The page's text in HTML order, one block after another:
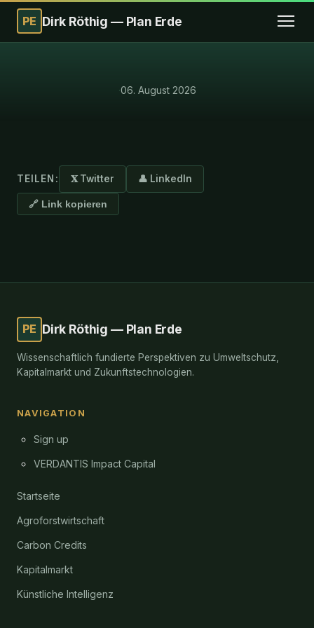
PE Dirk Röthig — Plan Erde
·06. August 2026
TEILEN: 𝐗 Twitter 👤 LinkedIn
🔗 Link kopieren
PE Dirk Röthig — Plan Erde
Wissenschaftlich fundierte Perspektiven zu Umweltschutz,
Kapitalmarkt und Zukunftstechnologien.
NAVIGATION
Sign up
VERDANTIS Impact Capital
Startseite
Agroforstwirtschaft
Carbon Credits
Kapitalmarkt
Künstliche Intelligenz